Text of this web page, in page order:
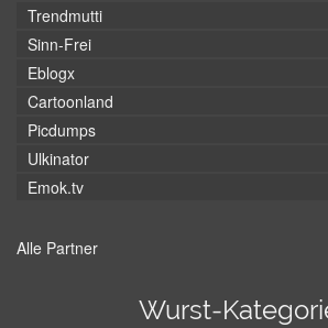
Trendmutti
Sinn-Frei
Eblogx
Cartoonland
Picdumps
Ulkinator
Emok.tv
Alle Partner
Wurst-